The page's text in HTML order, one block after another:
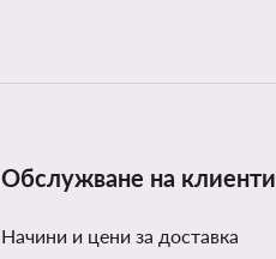
Обслужване на клиенти
Начини и цени за доставка